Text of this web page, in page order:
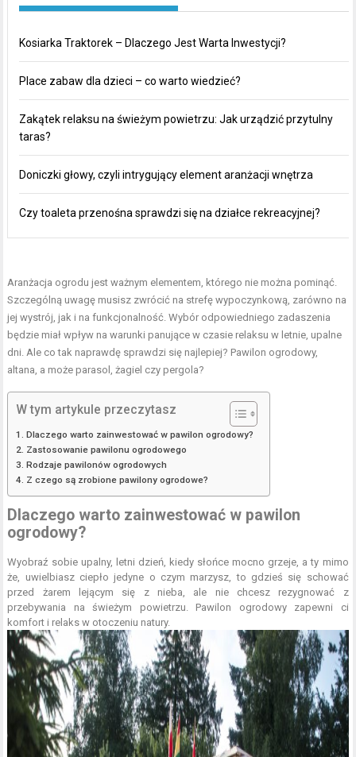
Kosiarka Traktorek – Dlaczego Jest Warta Inwestycji?
Place zabaw dla dzieci – co warto wiedzieć?
Zakątek relaksu na świeżym powietrzu: Jak urządzić przytulny
taras?
Doniczki głowy, czyli intrygujący element aranżacji wnętrza
Czy toaleta przenośna sprawdzi się na działce rekreacyjnej?
Aranżacja ogrodu jest ważnym elementem, którego nie można pominąć.
Szczególną uwagę musisz zwrócić na strefę wypoczynkową, zarówno na
jej wystrój, jak i na funkcjonalność. Wybór odpowiedniego zadaszenia
będzie miał wpływ na warunki panujące w czasie relaksu w letnie, upalne
dni. Ale co tak naprawdę sprawdzi się najlepiej? Pawilon ogrodowy,
altana, a może parasol, żagiel czy pergola?
W tym artykule przeczytasz
Dlaczego warto zainwestować w pawilon ogrodowy?
Zastosowanie pawilonu ogrodowego
Rodzaje pawilonów ogrodowych
Z czego są zrobione pawilony ogrodowe?
Dlaczego warto zainwestować w pawilon
ogrodowy?
Wyobraź sobie upalny, letni dzień, kiedy słońce mocno grzeje, a ty mimo
że, uwielbiasz ciepło jedyne o czym marzysz, to gdzieś się schować
przed żarem lejącym się z nieba, ale nie chcesz rezygnować z
przebywania na świeżym powietrzu. Pawilon ogrodowy zapewni ci
komfort i relaks w otoczeniu natury.